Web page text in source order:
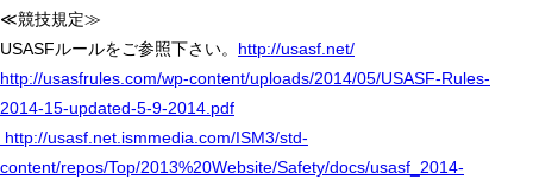
≪競技規定≫
USASFルールをご参照下さい。 http://usasf.net/
http://usasfrules.com/wp-content/uploads/2014/05/USASF-Rules-
2014-15-updated-5-9-2014.pdf
http://usasf.net.ismmedia.com/ISM3/std-
content/repos/Top/2013%20Website/Safety/docs/usasf_2014-